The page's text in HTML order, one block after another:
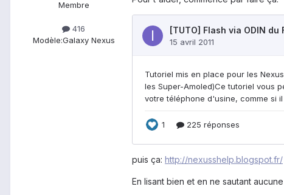
Membre
416
Modèle:Galaxy Nexus
puis ça: http://nexusshelp.blogspot.fr/
En lisant bien et en ne sautant